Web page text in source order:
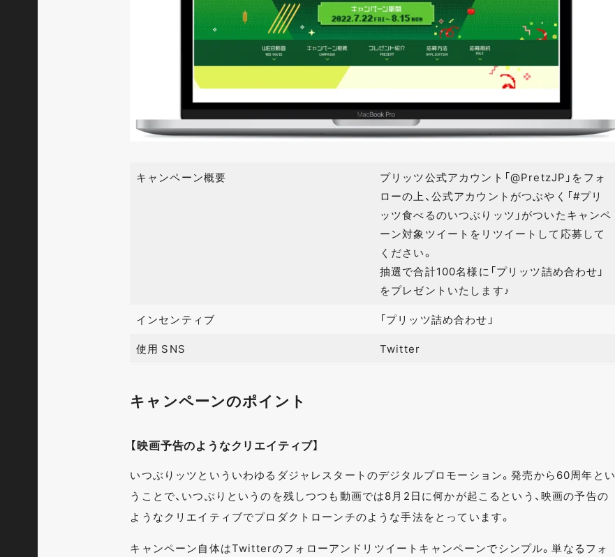
キャンペーン概要
プリッツ公式アカウント「@PretzJP」をフォ
ローの上、公式アカウントがつぶやく「#プリ
ッツ食べるのいつぶりッツ」がついたキャンペ
ーン対象ツイートをリツイートして応募して
ください。
抽選で合計100名様に「プリッツ詰め合わせ」
をプレゼントいたします♪
インセンティブ
「プリッツ詰め合わせ」
使用 SNS
Twitter
キャンペーンのポイント
【映画予告のようなクリエイティブ】
いつぶりッツといういわゆるダジャレスタートのデジタルプロモーション。発売から60周年とい
うことで、いつぶりというのを残しつつも動画では8月2日に何かが起こるという、映画の予告の
ようなクリエイティブでプロダクトローンチのような手法をとっています。
キャンペーン自体はTwitterのフォローアンドリツイートキャンペーンでシンプル。単なるフォ